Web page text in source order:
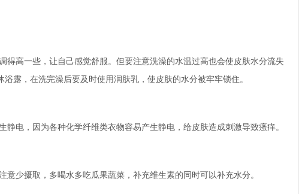
得高一些，让自己感觉舒服。但要注意洗澡的水温过高也会使皮肤水分流失
露，在洗完澡后要及时使用润肤乳，使皮肤的水分被牢牢锁住。
电，因为各种化学纤维类衣物容易产生静电，给皮肤造成刺激导致瘙痒。
少摄取，多喝水多吃瓜果蔬菜，补充维生素的同时可以补充水分。